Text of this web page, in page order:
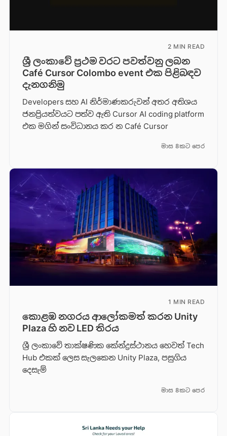
2 MIN READ
ශ්‍රී ලංකාවේ ප්‍රථම වරට පවත්වනු ලබන
Café Cursor Colombo event එක පිළිබඳව
දැනගනිමු
Developers සහ AI නිර්මාණකරුවන් අතර අතිශය
ජනප්‍රියත්වයට පත්ව ඇති Cursor AI coding platform
එක මගින් සංවිධානය කර න Café Cursor
මාස 8කට පෙර
1 MIN READ
කොළඹ නගරය ආලෝකමත් කරන Unity
Plaza හි නව LED තිරය
ශ්‍රී ලංකාවේ තාක්ෂණික කේන්ද්‍රස්ථානය හෙවත් Tech
Hub එකක් ලෙස සැලකෙන Unity Plaza, පසුගිය
දෙසැම්
මාස 8කට පෙර